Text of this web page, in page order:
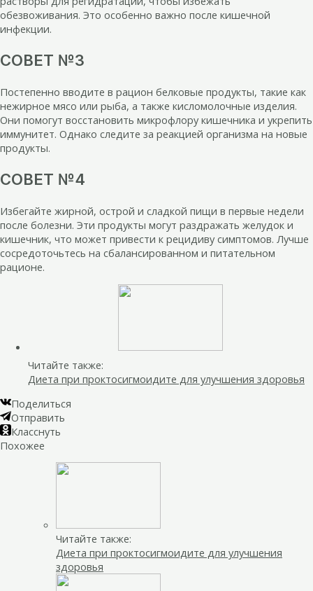
обезвоживания. Это особенно важно после кишечной
инфекции.
СОВЕТ №3
Постепенно вводите в рацион белковые продукты, такие как
нежирное мясо или рыба, а также кисломолочные изделия.
Они помогут восстановить микрофлору кишечника и укрепить
иммунитет. Однако следите за реакцией организма на новые
продукты.
СОВЕТ №4
Избегайте жирной, острой и сладкой пищи в первые недели
после болезни. Эти продукты могут раздражать желудок и
кишечник, что может привести к рецидиву симптомов. Лучше
сосредоточьтесь на сбалансированном и питательном
рационе.
Читайте также:
Диета при проктосигмоидите для улучшения здоровья
Поделиться
Отправить
Класснуть
Похожее
Читайте также:
Диета при проктосигмоидите для улучшения
здоровья